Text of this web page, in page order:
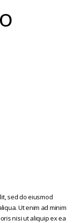
sed do eiusmod
Ut enim ad minim
nisi ut aliquip ex ea